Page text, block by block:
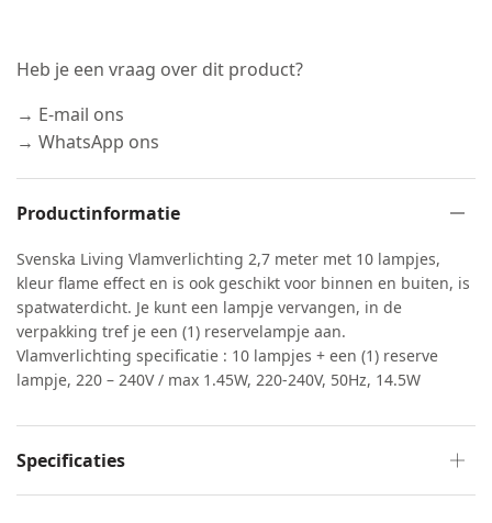
Heb je een vraag over dit product?
→ E-mail ons
→ WhatsApp ons
Productinformatie
Svenska Living Vlamverlichting 2,7 meter met 10 lampjes,
kleur flame effect en is ook geschikt voor binnen en buiten, is
spatwaterdicht. Je kunt een lampje vervangen, in de
verpakking tref je een (1) reservelampje aan.
Vlamverlichting specificatie : 10 lampjes + een (1) reserve
lampje, 220 – 240V / max 1.45W, 220-240V, 50Hz, 14.5W
Specificaties